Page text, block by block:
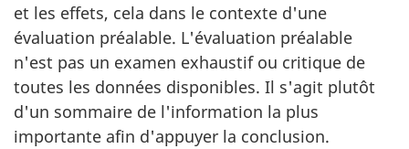
et les effets, cela dans le contexte d'une
évaluation préalable. L'évaluation préalable
n'est pas un examen exhaustif ou critique de
toutes les données disponibles. Il s'agit plutôt
d'un sommaire de l'information la plus
importante afin d'appuyer la conclusion.